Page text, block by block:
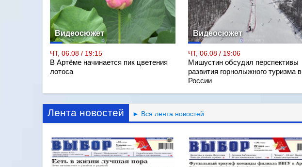
Видеосюжет
ЧТ, 06.08 / 19:15
В Артёме начинается пик цветения
лотоса
Видеосюжет
ЧТ, 06.08 / 19:06
Мишустин обсудил перспективы
развития горнолыжного туризма в
России
Лента новостей ► Вся лента новостей